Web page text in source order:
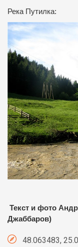
Река Путилка:
Текст и фото
Джаббаров)
48.063483,